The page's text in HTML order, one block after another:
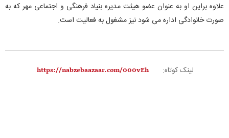
علاوه براین او به عنوان عضو هیئت مدیره بنیاد فرهنگی و اجتماعی مهر که به
صورت خانوادگی اداره می شود نیز مشغول به فعالیت است.
لینک کوتاه: